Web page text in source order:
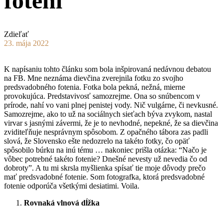
Zdieľať
23. mája 2022
K napísaniu tohto článku som bola inšpirovaná nedávnou debatou
na FB. Mne neznáma dievčina zverejnila fotku zo svojho
predsvadobného fotenia. Fotka bola pekná, nežná, mierne
provokujúca. Predstavivosť samozrejme. Ona so snúbencom v
prírode, nahí vo vani plnej penistej vody. Nič vulgárne, či nevkusné.
Samozrejme, ako to už na sociálnych sieťach býva zvykom, nastal
virvar s jasnými závermi, že je to nevhodné, nepekné, že sa dievčina
zviditeľňuje nesprávnym spôsobom. Z opačného tábora zas padli
slová, že Slovensko ešte nedozrelo na takéto fotky, čo opäť
spôsobilo búrku na inú tému … nakoniec prišla otázka: “Načo je
vôbec potrebné takéto fotenie? Dnešné nevesty už nevedia čo od
dobroty”. A tu mi skrsla myšlienka spísať tie moje dôvody prečo
mať predsvadobné fotenie. Som fotografka, ktorá predsvadobné
fotenie odporúča všetkými desiatimi. Voila.
Rovnaká vlnová dĺžka